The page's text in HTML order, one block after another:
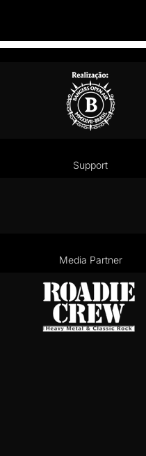
Support
Media Partner